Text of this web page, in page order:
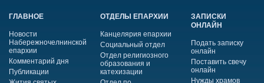
ГЛАВНОЕ
Новости
Набережночелнинской
епархии
Комментарий дня
Публикации
ОТДЕЛЫ ЕПАРХИИ
Канцелярия епархии
Социальный отдел
Отдел религиозного
образования и
катехизации
ЗАПИСКИ
ОНЛАЙН
Подать записку
онлайн
Поставить свечу
онлайн
Нужды храмов